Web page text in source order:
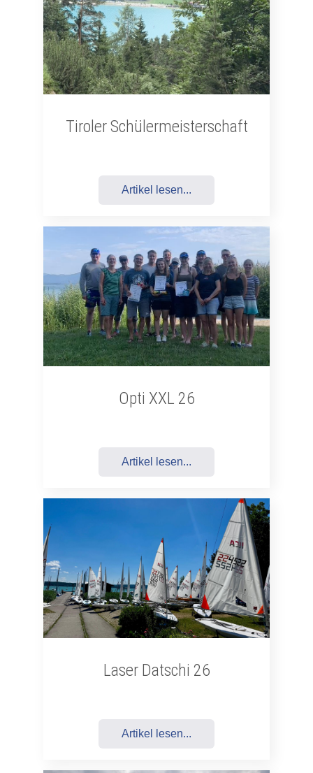
Tiroler Schülermeisterschaft
Artikel lesen...
Opti XXL 26
Artikel lesen...
Laser Datschi 26
Artikel lesen...